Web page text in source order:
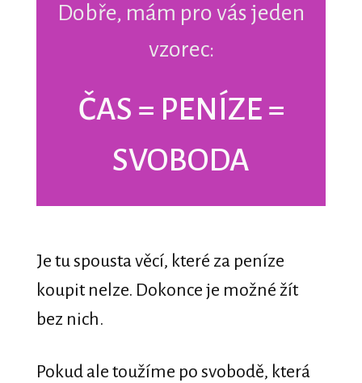
Dobře, mám pro vás jeden
vzorec:
ČAS = PENÍZE =
SVOBODA
Je tu spousta věcí, které za peníze
koupit nelze. Dokonce je možné žít
bez nich.
Pokud ale toužíme po svobodě, která